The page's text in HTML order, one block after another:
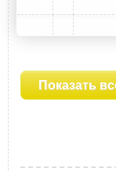
Показать